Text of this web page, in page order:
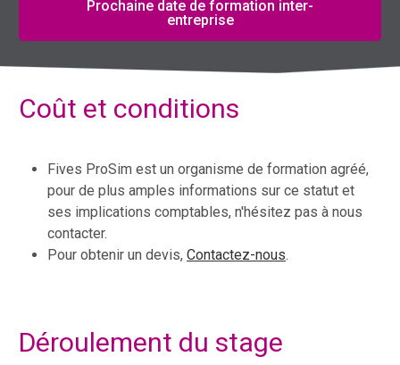
Prochaine date de formation inter-
entreprise
Coût et conditions
Fives ProSim est un organisme de formation agréé,
pour de plus amples informations sur ce statut et
ses implications comptables, n'hésitez pas à nous
contacter.
Pour obtenir un devis, Contactez-nous.
Déroulement du stage